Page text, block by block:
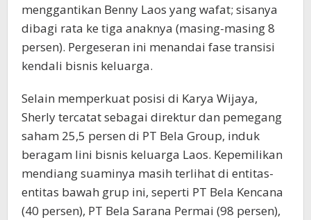
menggantikan Benny Laos yang wafat; sisanya
dibagi rata ke tiga anaknya (masing-masing 8
persen). Pergeseran ini menandai fase transisi
kendali bisnis keluarga.
Selain memperkuat posisi di Karya Wijaya,
Sherly tercatat sebagai direktur dan pemegang
saham 25,5 persen di PT Bela Group, induk
beragam lini bisnis keluarga Laos. Kepemilikan
mendiang suaminya masih terlihat di entitas-
entitas bawah grup ini, seperti PT Bela Kencana
(40 persen), PT Bela Sarana Permai (98 persen),